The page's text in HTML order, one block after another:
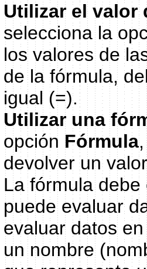
Utilizar el valor
selecciona la
los valores de
de la fórmula,
igual (=).
Utilizar una
opción Fórmula
devolver un
La fórmula
puede evaluar
evaluar datos
un nombre